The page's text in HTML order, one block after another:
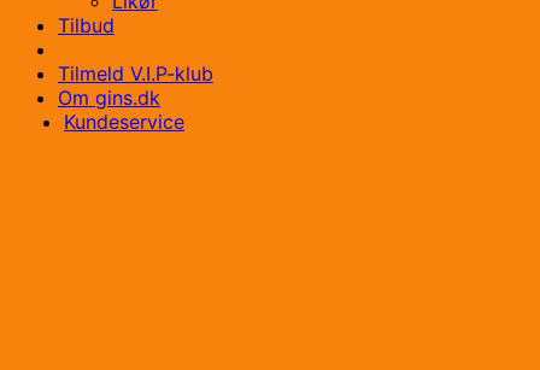
Tilbud
Tilmeld V.I.P-klub
Om gins.dk
Kundeservice